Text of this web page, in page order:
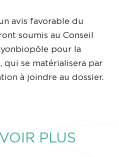
avis favorable du
soumis au Conseil
pour la
qui se matérialisera par
à joindre au dossier.
PLUS